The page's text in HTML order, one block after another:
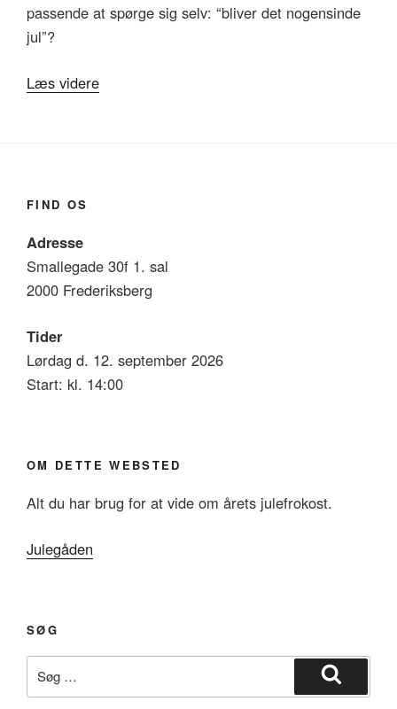
passende at spørge sig selv: “bliver det nogensinde
jul”?
Læs videre“Bliver
FIND OS
Adresse
Smallegade 30f 1. sal
2000 Frederiksberg
Tider
Lørdag d. 12. september 2026
Start: kl. 14:00
OM DETTE WEBSTED
Alt du har brug for at vide om årets julefrokost.
Julegåden
SØG
efter:
Søg